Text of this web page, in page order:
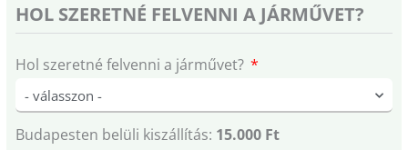
HOL SZERETNÉ FELVENNI A JÁRMŰVET?
Hol szeretné felvenni a járművet?
Budapesten belüli kiszállítás: 15.000 Ft